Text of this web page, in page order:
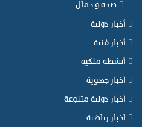
صحة و جمال
أخبار دولية
أخبار فنية
أنشطة ملكية
اخبار جهوية
اخبار دولية متنوعة
اخبار رياضية